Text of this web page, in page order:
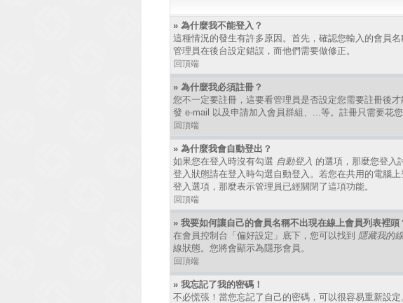
» 為什麼我不能登入？
這種情況的發生有許多原因。首先，確認您輸入的會員
管理員在後台設定錯誤，而他們需要做修正。
回頂端
» 為什麼我必須註冊？
您不一定要註冊，這要看管理員是否設定您需要註冊後
發 e-mail 以及申請加入會員群組、...等。註冊只需要花
回頂端
» 為什麼我會自動登出？
如果您在登入時沒有勾選 自動登入 的選項，那麼您登入
登入狀態請在登入時勾選自動登入。若您在共用的電腦
登入選項，那麼表示管理員已經關閉了這項功能。
回頂端
» 我要如何讓自己的會員名稱不出現在線上會員列表裡頭
在會員控制台「偏好設定」底下，您可以找到 隱藏我的
線狀態。您將會顯示為隱形會員。
回頂端
» 我忘記了我的密碼！
不必慌張！當您忘記了自己的密碼，可以很容易重新設